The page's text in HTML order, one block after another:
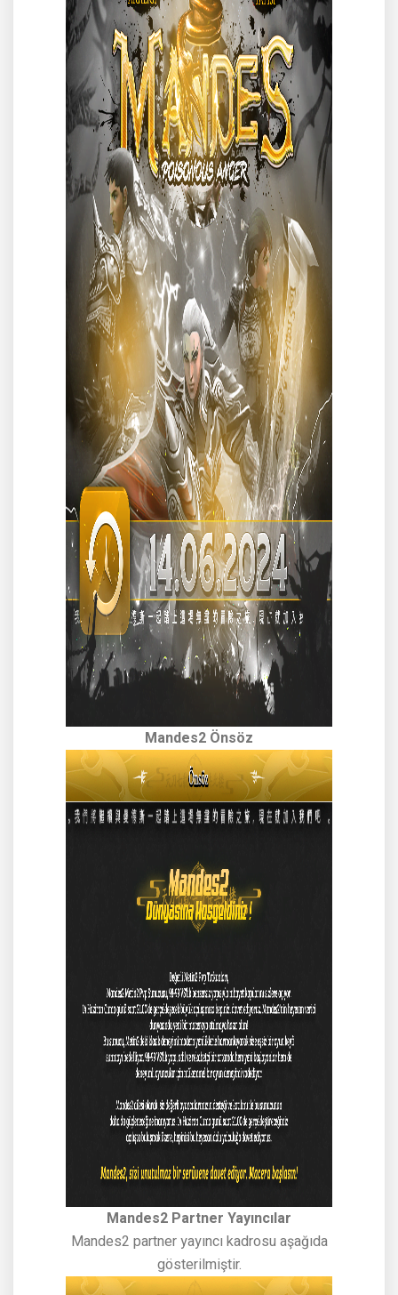
Mandes2 Önsöz
Mandes2 Partner Yayıncılar
Mandes2 partner yayıncı kadrosu aşağıda
gösterilmiştir.